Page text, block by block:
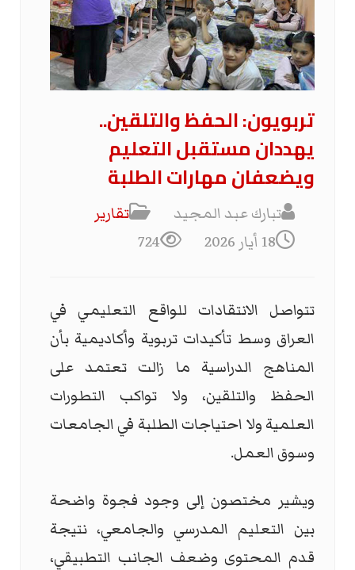
تربويون: الحفظ والتلقين..
يهددان مستقبل التعليم
ويضعفان مهارات الطلبة
تبارك عبد المجيد
تقارير
18 أيار 2026
724
تتواصل الانتقادات للواقع التعليمي في
العراق وسط تأكيدات تربوية وأكاديمية بأن
المناهج الدراسية ما زالت تعتمد على
الحفظ والتلقين، ولا تواكب التطورات
العلمية ولا احتياجات الطلبة في الجامعات
وسوق العمل.
ويشير مختصون إلى وجود فجوة واضحة
بين التعليم المدرسي والجامعي، نتيجة
قدم المحتوى وضعف الجانب التطبيقي،